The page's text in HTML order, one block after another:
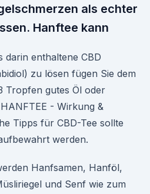
als echter
Hanftee kann
darin enthaltene CBD
zu lösen fügen Sie dem
Tropfen gutes Öl oder
- Wirkung &
Tipps für CBD-Tee sollte
werden.
Hanfsamen, Hanföl,
und Senf wie zum